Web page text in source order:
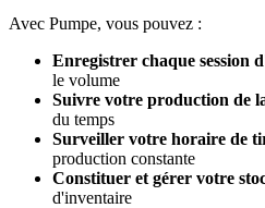
Avec Pumpe, vous pouvez :
Enregistrer chaque session
le volume
Suivre votre production de
du temps
Surveiller votre horaire de
production constante
Constituer et gérer votre
d'inventaire